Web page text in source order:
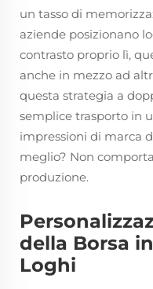
un tasso di
aziende posizionano
contrasto proprio lì,
anche in mezzo ad
questa strategia a
semplice trasporto in
impressioni di marca
meglio? Non
produzione.
della Borsa
Loghi